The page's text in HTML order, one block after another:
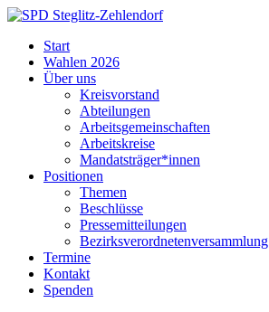
Skip
content
Steglitz-
Zehlendorf
Start
Wahlen 2026
Über uns
Kreisvorstand
Abteilungen
Arbeitsgemeinschaften
Arbeitskreise
Mandatsträger*innen
Positionen
Themen
Beschlüsse
Pressemitteilungen
Bezirksverordnetenversammlung
Termine
Kontakt
Spenden